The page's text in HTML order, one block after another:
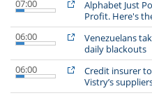
07:00
Alphabet Just
Profit. Here's
06:00
Venezuelans
daily blackouts
06:00
Credit insurer
Vistry’s